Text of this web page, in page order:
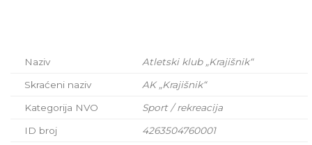
Naziv Atletski klub „Krajišnik“
Skraćeni naziv AK „Krajišnik“
Kategorija NVO Sport / rekreacija
ID broj 4263504760001